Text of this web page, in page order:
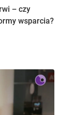
– czy
wsparcia?